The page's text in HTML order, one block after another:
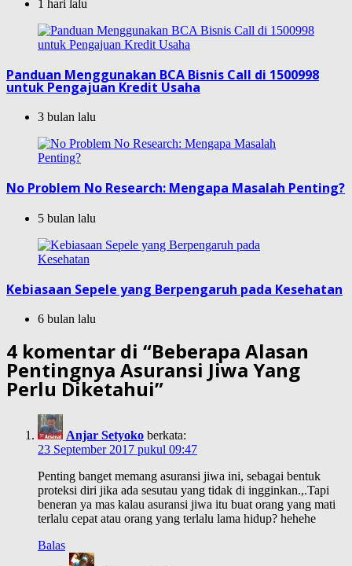
1 hari lalu
Panduan Menggunakan BCA Bisnis Call di 1500998
untuk Pengajuan Kredit Usaha
3 bulan lalu
No Problem No Research: Mengapa Masalah Penting?
5 bulan lalu
Kebiasaan Sepele yang Berpengaruh pada Kesehatan
6 bulan lalu
4 komentar di “Beberapa Alasan
Pentingnya Asuransi Jiwa Yang
Perlu Diketahui”
Anjar Setyoko berkata:
23 September 2017 pukul 09:47
Penting banget memang asuransi jiwa ini, sebagai bentuk
proteksi diri jika ada sesutau yang tidak di ingginkan.,.Tapi
beneran ya mas kalau asuransi jiwa itu buat orang yang mati
terlalu cepat atau orang yang terlalu lama hidup? hehehe
Balas